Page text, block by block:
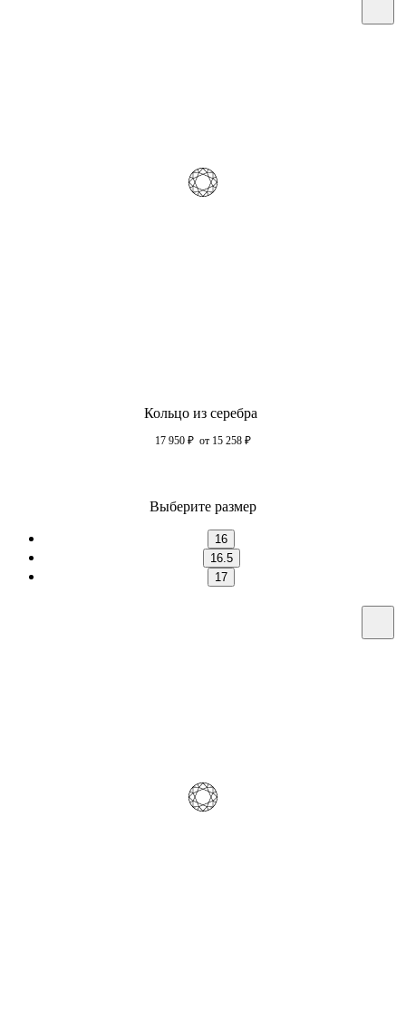
Кольцо из серебра
17 950 ₽ от 15 258 ₽
Выберите размер
16
16.5
17